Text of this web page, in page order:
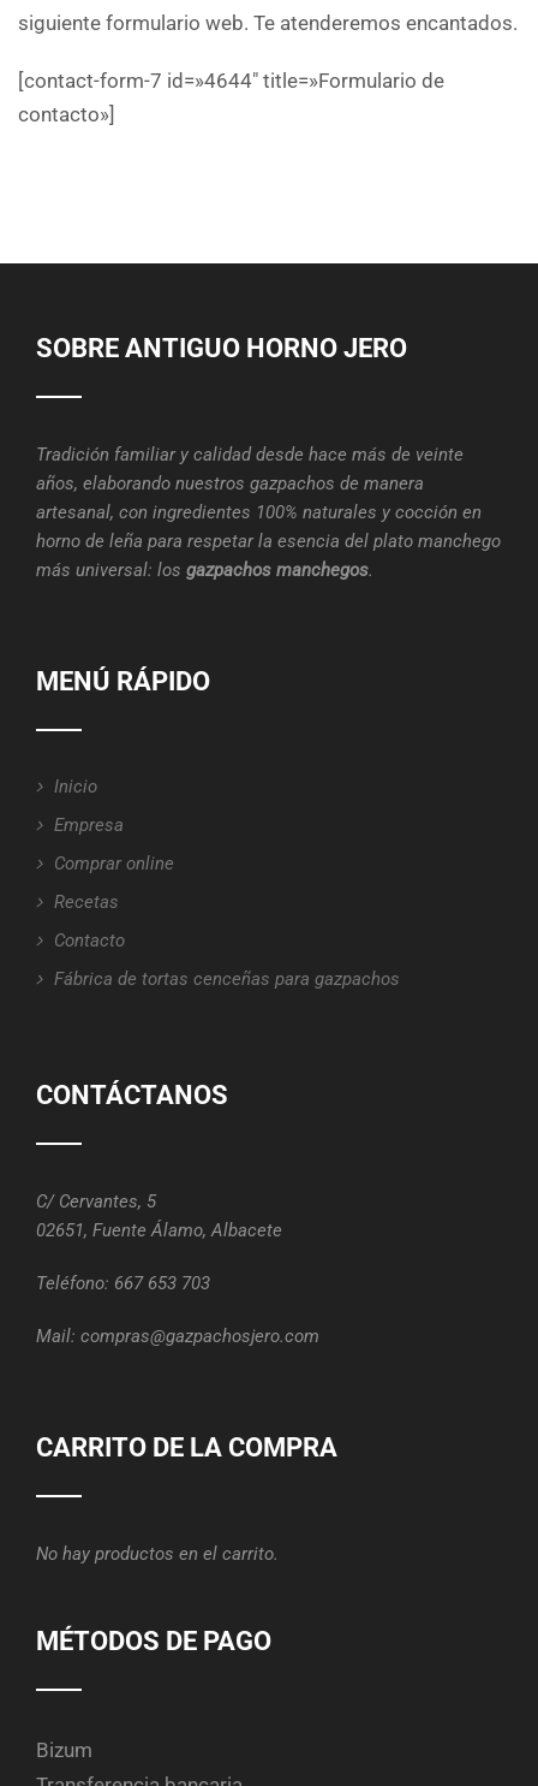
siguiente formulario web. Te atenderemos encantados.
[contact-form-7 id=»4644″ title=»Formulario de
contacto»]
SOBRE ANTIGUO HORNO JERO
Tradición familiar y calidad desde hace más de veinte
años, elaborando nuestros gazpachos de manera
artesanal, con ingredientes 100% naturales y cocción en
horno de leña para respetar la esencia del plato manchego
más universal: los gazpachos manchegos.
MENÚ RÁPIDO
Inicio
Empresa
Comprar online
Recetas
Contacto
Fábrica de tortas cenceñas para gazpachos
CONTÁCTANOS
C/ Cervantes, 5
02651, Fuente Álamo, Albacete
Teléfono: 667 653 703
Mail: compras@gazpachosjero.com
CARRITO DE LA COMPRA
No hay productos en el carrito.
MÉTODOS DE PAGO
Bizum